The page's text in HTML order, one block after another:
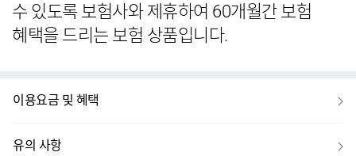
수 있도록 보험사와 제휴하여 60개월간 보험
혜택을 드리는 보험 상품입니다.
이용요금 및 혜택
보
기
유의 사항
보